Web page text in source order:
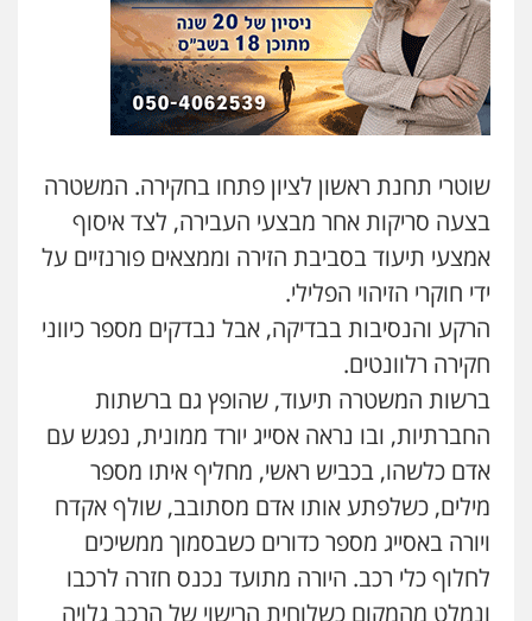
0547556464
עו"ד אילן אלימלך
פלילי פשיעה חמורה תעבורה אסירים
עו"ד שאדי נאטור
פלילי פשיעה חמורה מעצרים וחקירות
0509230800
גיל דביר – משרד עורכי דין
פלילי פשיעה כלכלית צווארון לבן
0506217771
סלימאן אבו שעירה – משרד עורכי דין
0547780927
שוטרי תחנת ראשון לציון פתחו בחקירה. המשטרה
בצעה סריקות אחר מבצעי העבירה, לצד איסוף
אמצעי תיעוד בסביבת הזירה וממצאים פורנזיים על
ידי חוקרי הזיהוי הפלילי.
הרקע והנסיבות בבדיקה, אבל נבדקים מספר כיווני
חקירה רלוונטים.
ברשות המשטרה תיעוד, שהופץ גם ברשתות
החברתיות, ובו נראה אסייג יורד ממונית, נפגש עם
אדם כלשהו, בכביש ראשי, מחליף איתו מספר
מילים, כשלפתע אותו אדם מסתובב, שולף אקדח
ויורה באסייג מספר כדורים כשבסמוך ממשיכים
לחלוף כלי רכב. היורה מתועד נכנס חזרה לרכבו
ונמלט מהמקום כשלוחית הרישוי של הרכב גלויה